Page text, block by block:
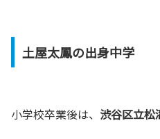
土屋太鳳の出身中学
小学校卒業後は、 渋谷区立松